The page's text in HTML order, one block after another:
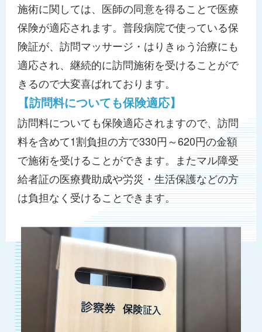
施術に関しては、医師の同意を得ることで医療
保険が適応されます。普段病院で使っている保
険証が、訪問マッサージ・はりきゅう治療にも
適応され、継続的に訪問施術を受けることがで
きるので大変喜ばれております。
【訪問料についても保険適応】
訪問料についても保険適応されますので、訪問
料を含めて1割負担の方で330円～620円の金額
で施術を受けることができます。またマル障受
給者証の医療費助成や労災・生活保護などの方
は負担なく受けることできます。